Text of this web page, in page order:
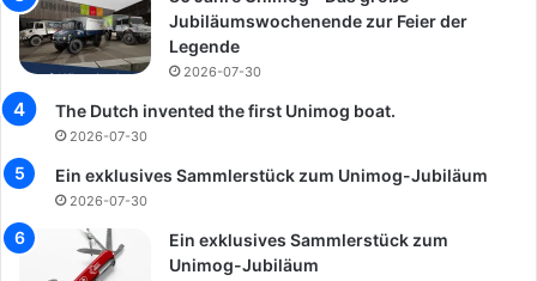
Jubiläumswochenende zur Feier der
Legende
2026-07-30
The Dutch invented the first Unimog boat.
2026-07-30
Ein exklusives Sammlerstück zum Unimog-Jubiläum
2026-07-30
Ein exklusives Sammlerstück zum
Unimog-Jubiläum